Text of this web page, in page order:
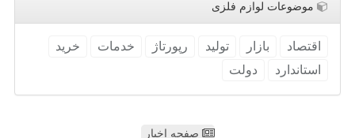
موضوعات لوازم فلزی
اقتصاد بازار تولید رپورتاژ خدمات
خرید
استاندارد
دولت
صفحه اخبار